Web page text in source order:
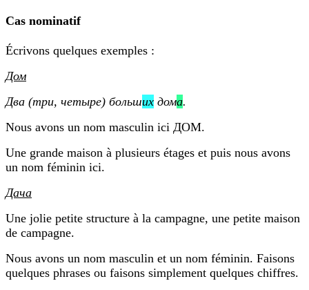
Cas nominatif
Écrivons quelques exemples :
Дом
Два (три, четыре) больших дома.
Nous avons un nom masculin ici ДОМ.
Une grande maison à plusieurs étages et puis nous avons
un nom féminin ici.
Дача
Une jolie petite structure à la campagne, une petite maison
de campagne.
Nous avons un nom masculin et un nom féminin. Faisons
quelques phrases ou faisons simplement quelques chiffres.